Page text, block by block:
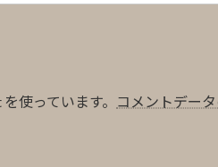
使っています。
コメントデー